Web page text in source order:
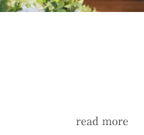
read more